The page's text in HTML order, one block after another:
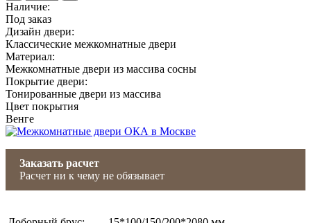
Наличие:
Под заказ
Дизайн двери:
Классические межкомнатные двери
Материал:
Межкомнатные двери из массива сосны
Покрытие двери:
Тонированные двери из массива
Цвет покрытия
Венге
Заказать расчет
Расчет ни к чему не обязывает